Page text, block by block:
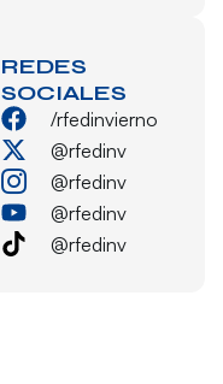
REDES
SOCIALES
/rfedinvierno
@rfedinv
@rfedinv
@rfedinv
@rfedinv